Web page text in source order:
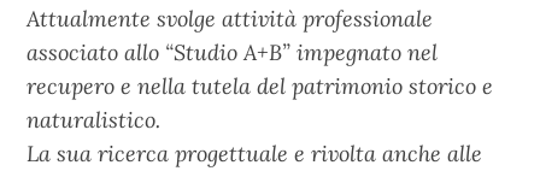
Attualmente svolge attività professionale
associato allo “Studio A+B” impegnato nel
recupero e nella tutela del patrimonio storico e
naturalistico.
La sua ricerca progettuale e rivolta anche alle